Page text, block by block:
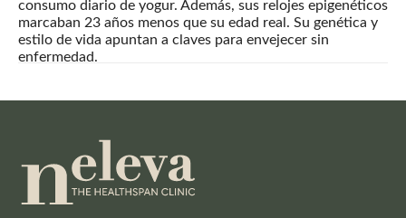
consumo diario de yogur. Además, sus relojes epigenéticos
marcaban 23 años menos que su edad real. Su genética y
estilo de vida apuntan a claves para envejecer sin
enfermedad.